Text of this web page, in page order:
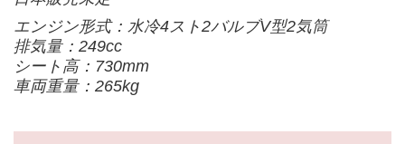
エンジン形式：水冷4スト2バルブV型2気筒
排気量：249cc
シート高：730mm
車両重量：265kg